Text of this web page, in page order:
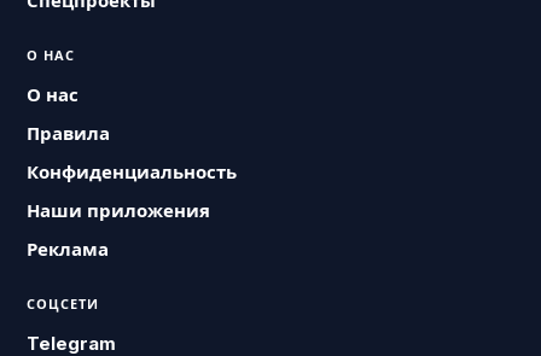
О НАС
О нас
Правила
Конфиденциальность
Наши приложения
Реклама
СОЦСЕТИ
Telegram